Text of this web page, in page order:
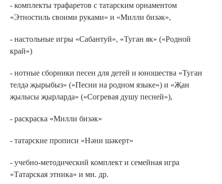
- комплекты трафаретов с татарским орнаментом
«Этностиль своими руками» и «Милли бизәк»,
- настольные игры «Сабантуй», «Туган як» («Родной
край»)
- нотные сборники песен для детей и юношества «Туган
телдә җырыбыз» («Песни на родном языке») и «Җан
җылысы җырларда» («Согревая душу песней»),
- раскраска «Милли бизәк»
- татарские прописи «Нәни шәкерт»
- учебно-методический комплект и семейная игра
«Татарская этника» и мн. др.